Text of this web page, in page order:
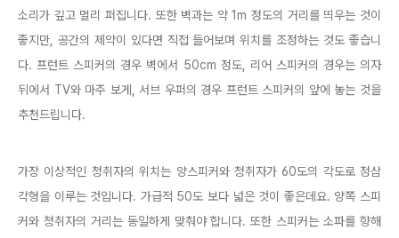
소리가 깊고 멀리 퍼집니다. 또한 벽과는 약 1m 정도의 거리를 띄우는 것이
좋지만, 공간의 제약이 있다면 직접 들어보며 위치를 조정하는 것도 좋습니
다. 프런트 스피커의 경우 벽에서 50cm 정도, 리어 스피커의 경우는 의자
뒤에서 TV와 마주 보게, 서브 우퍼의 경우 프런트 스피커의 앞에 놓는 것을
추천드립니다.
가장 이상적인 청취자의 위치는 양스피커와 청취자가 60도의 각도로 정삼
각형을 이루는 것입니다. 가급적 50도 보다 넓은 것이 좋은데요. 양쪽 스피
커와 청취자의 거리는 동일하게 맞춰야 합니다. 또한 스피커는 소파를 향해